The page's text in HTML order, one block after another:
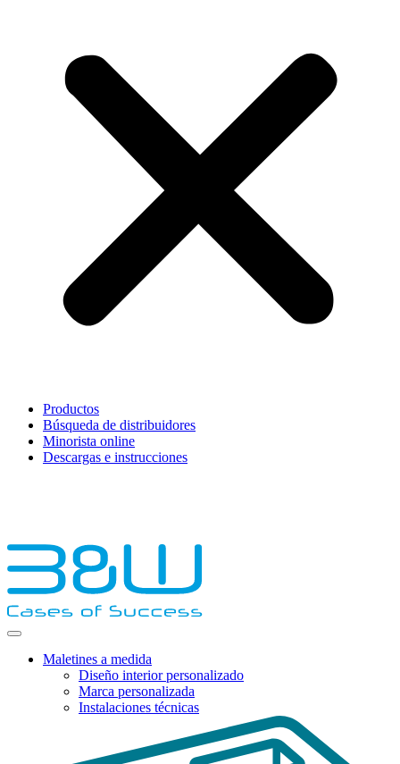
Productos
Búsqueda de distribuidores
Minorista online
Descargas e instrucciones
Maletines a medida
Diseño interior personalizado
Marca personalizada
Instalaciones técnicas